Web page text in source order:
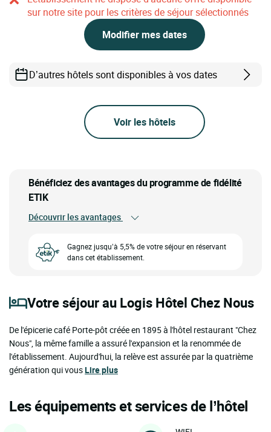
sur notre site pour les critères de séjour sélectionnés
Modifier mes dates
D’autres hôtels sont disponibles à vos dates
Voir les hôtels
Bénéficiez des avantages du programme de fidélité
ETIK
Découvrir les avantages
Gagnez jusqu’à 5,5% de votre séjour en réservant
dans cet établissement.
Votre séjour au Logis Hôtel Chez Nous
De l'épicerie café Porte-pôt créée en 1895 à l'hôtel restaurant "Chez
Nous", la même famille a assuré l'expansion et la renommée de
l'établissement. Aujourd'hui, la relève est assurée par la quatrième
génération qui vousLire plus
Les équipements et services de l’hôtel